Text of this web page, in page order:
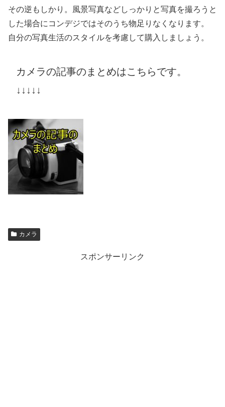
その逆もしかり。風景写真などしっかりと写真を撮ろうと
した場合にコンデジではそのうち物足りなくなります。
自分の写真生活のスタイルを考慮して購入しましょう。
カメラの記事のまとめはこちらです。
↓↓↓↓↓
カメラ
スポンサーリンク